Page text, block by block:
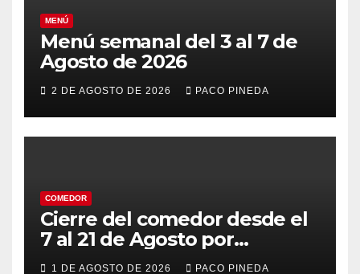
MENÚ
Menú semanal del 3 al 7 de
Agosto de 2026
2 DE AGOSTO DE 2026 PACO PINEDA
COMEDOR
Cierre del comedor desde el
7 al 21 de Agosto por
vacaciones
1 DE AGOSTO DE 2026 PACO PINEDA